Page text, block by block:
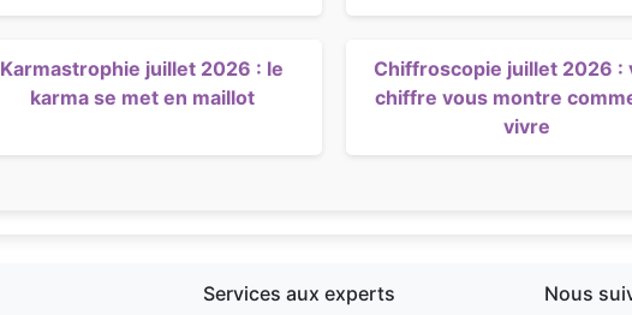
Karmastrophie juillet 2026 : le
karma se met en maillot
Chiffroscopie juillet 2026 :
chiffre vous montre
vivre
Services aux experts Nous